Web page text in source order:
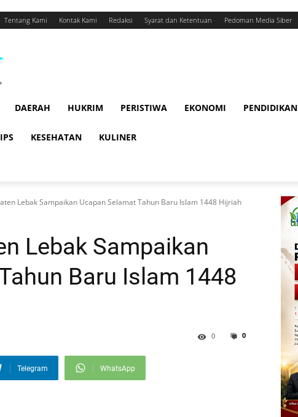
Tentang Kami Kontak Kami Redaksi Syarat dan Ketentuan Pedoman Media Siber
DAERAH HUKRIM PERISTIWA EKONOMI PENDIDIKAN
KESEHATAN KULINER
Lebak Sampaikan Ucapan Selamat Tahun Baru Islam 1448 Hijriah
Lebak Sampaikan
Baru Islam 1448
0
0
Telegram WhatsApp